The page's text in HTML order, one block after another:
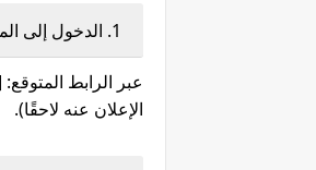
1. الدخول إلى الموقع الرسمي:
الإعلان عنه لاحقًا).